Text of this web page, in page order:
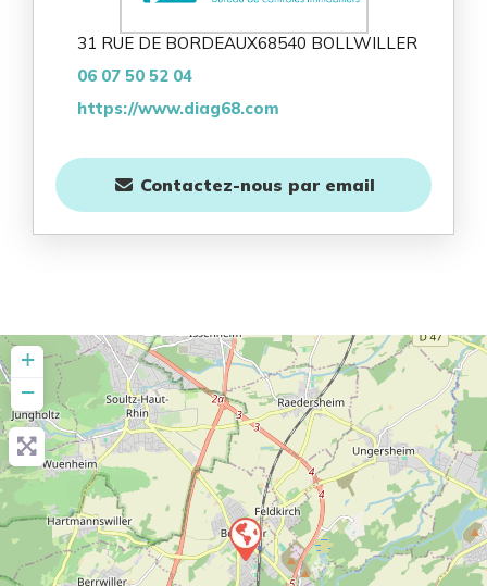
31 RUE DE BORDEAUX68540 BOLLWILLER
06 07 50 52 04
https://www.diag68.com
Contactez-nous par email
+
−